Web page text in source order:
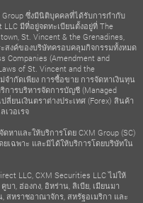
ซึ่งมีนิติบุคคลที่ได้รับการกำกับ
มีที่อยู่จดทะเบียนตั้งอยู่ที่ The
St. Vincent & the Grenadines,
ะสงค์ของบริษัทครอบคลุมกิจกรรมทั้งหมด
(Amendment and
of St. Vincent and the
จำกัดเพียง การซื้อขาย การจัดหาเงินทุน
การบริหารจัดการบัญชี (Managed
ยนเงินตราต่างประเทศ (Forex) สินค้า
เวอเรจ
าและให้บริการโดย CXM Group (SC)
ยเฉพาะ และมิได้ให้บริการโดยบริษัทใน
LLC, CXM Securities LLC ไม่ให้
า, ฮ่องกง, อิหร่าน, ลิเบีย, เมียนมา
, สหราชอาณาจักร, สหรัฐอเมริกา และ